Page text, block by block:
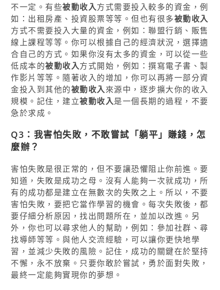
不一定。有些被動收入方式需要投入較多的資金，例
如：出租房產、投資股票等等。但也有很多被動收入
方式不需要投入大量的資金，例如：聯盟行銷、販售
線上課程等等。你可以根據自己的經濟狀況，選擇適
合自己的方式。如果你沒有太多的資金，可以從一些
低成本的被動收入方式開始，例如：撰寫電子書、製
作影片等等。隨著收入的增加，你可以再將一部分資
金投入到其他的被動收入來源中，逐步擴大你的收入
規模。記住，建立被動收入是一個長期的過程，不要
急於求成。
Q3：我害怕失敗，不敢嘗試「躺平」賺錢，怎
麼辦？
害怕失敗是很正常的，但不要讓恐懼阻止你前進。要
知道，失敗是成功之母。沒有人能夠一次就成功，所
有的成功都是建立在無數次的失敗之上。所以，不要
害怕失敗，要把它當作學習的機會。每次失敗後，都
要仔細分析原因，找出問題所在，並加以改進。另
外，你也可以尋求他人的幫助，例如：參加社群、尋
找導師等等。與他人交流經驗，可以讓你更快地學
習，並減少失敗的風險。記住，成功的關鍵在於堅持
不懈，永不放棄。只要你敢於嘗試，勇於面對失敗，
最終一定能夠實現你的夢想。